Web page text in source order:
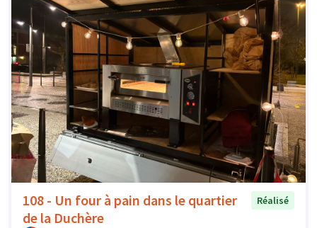
108 - Un four à pain dans le quartier
de la Duchère
Réalisé